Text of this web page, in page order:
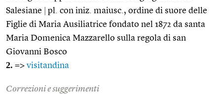
Salesiane
pl. con iniz. maiusc., ordine di suore delle
Figlie di Maria Ausiliatrice fondato nel 1872 da santa
Maria Domenica Mazzarello sulla regola di san
Giovanni Bosco
2. => visitandina
Correzioni e suggerimenti